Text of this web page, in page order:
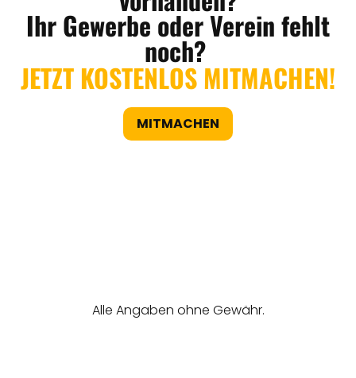
Ihr Gewerbe oder Verein fehlt
noch?
JETZT KOSTENLOS MITMACHEN!
MITMACHEN